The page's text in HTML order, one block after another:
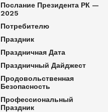
Послание Президента РК —
2025
Потребителю
Праздник
Праздничная Дата
Праздничный Дайджест
Продовольственная
Безопасность
Профессиональный
Праздник